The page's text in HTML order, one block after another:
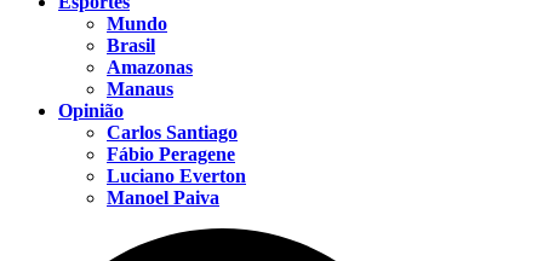
Mundo
Brasil
Amazonas
Manaus
Opinião
Carlos Santiago
Fábio Peragene
Luciano Everton
Manoel Paiva